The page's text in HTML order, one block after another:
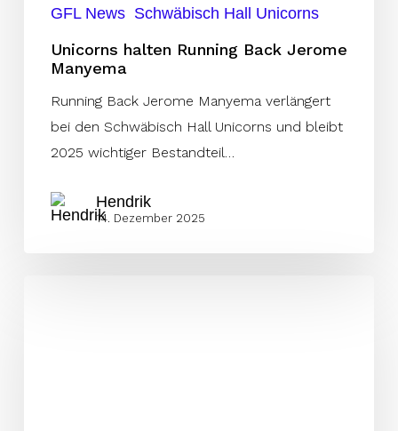
GFL News Schwäbisch Hall Unicorns
Unicorns halten Running Back Jerome
Manyema
Running Back Jerome Manyema verlängert
bei den Schwäbisch Hall Unicorns und bleibt
2025 wichtiger Bestandteil…
Hendrik
14. Dezember 2025